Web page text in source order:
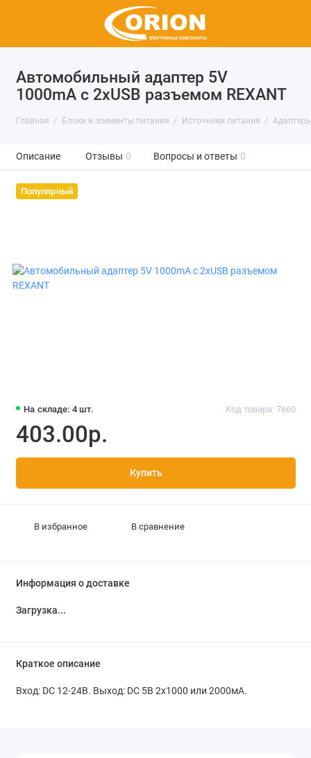
Автомобильный адаптер 5V
1000mA с 2хUSB разъемом REXANT
Главная Блоки и элементы питания Источники питания
Описание Отзывы 0 Вопросы и ответы 0
Популярный
На складе: 4 шт. Код товара: 7660
403.00р.
Купить
В избранное В сравнение
Информация о доставке
Загрузка...
Краткое описание
Вход: DC 12-24В. Выход: DC 5В 2x1000 или 2000мА.